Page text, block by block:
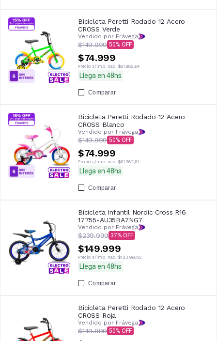
Bicicleta Peretti Rodado 12 Acero
CROSS Verde
Vendido por Frávega
$149.999 50
$74.999
Precio s/imp. nac. $61.982,64
Llega en 48hs
Comparar
Bicicleta Peretti Rodado 12 Acero
CROSS Blanco
Vendido por Frávega
$149.999 50
$74.999
Precio s/imp. nac. $61.982,64
Llega en 48hs
Comparar
Bicicleta Infantil Nordic Cross R16
17755-AU35BA7NG7
Vendido por Frávega
$239.999 37
$149.999
Precio s/imp. nac. $123.966,12
Llega en 48hs
Comparar
Bicicleta Peretti Rodado 12 Acero
CROSS Roja
Vendido por Frávega
$149.999 50